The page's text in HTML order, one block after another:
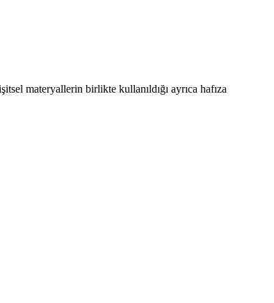
materyallerin birlikte kullanıldığı ayrıca hafıza